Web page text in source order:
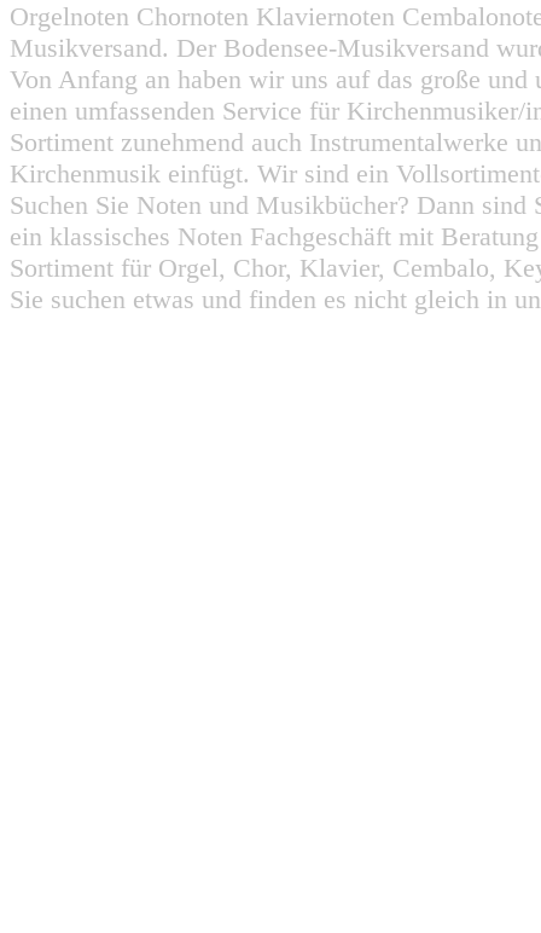
Orgelnoten Chornoten Klaviernoten
Musikversand. Der Bodensee-Musikversand
Von Anfang an haben wir uns auf das große
einen umfassenden Service für
Sortiment zunehmend auch Instrumentalwerke
Kirchenmusik einfügt. Wir sind ein
Suchen Sie Noten und Musikbücher? Dann
ein klassisches Noten Fachgeschäft mit
Sortiment für Orgel, Chor, Klavier, Cembalo,
Sie suchen etwas und finden es nicht gleich in